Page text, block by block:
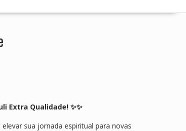
Extra Qualidade! ✨✨
sua jornada espiritual para novas